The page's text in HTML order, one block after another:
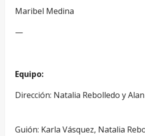
Maribel Medina
—
Equipo:
Dirección: Natalia Rebolledo y
Guión: Karla Vásquez, Natalia